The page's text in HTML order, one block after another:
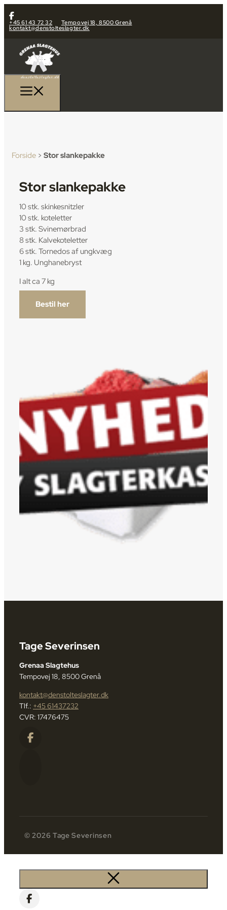
+45 61 43 72 32 Tempovej 18, 8500 Grenå
kontakt@denstolteslagter.dk
Forside > Stor slankepakke
Stor slankepakke
10 stk. skinkesnitzler
10 stk. koteletter
3 stk. Svinemørbrad
8 stk. Kalvekoteletter
6 stk. Tornedos af ungkvæg
1 kg. Unghanebryst
I alt ca 7 kg
Bestil her
Tage Severinsen
Grenaa Slagtehus
Tempovej 18, 8500 Grenå
kontakt@denstolteslagter.dk
Tlf.: +45 61437232
CVR: 17476475
© 2026 Tage Severinsen